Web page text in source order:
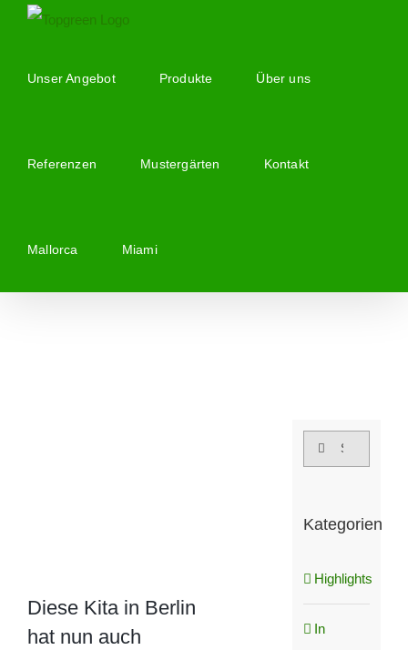
springenUnser Angebot Produkte Über uns
Referenzen Mustergärten Kontakt
Mallorca Miami
Diese Kita in Berlin
hat nun auch
Suche
Kategorien
Highlights
In